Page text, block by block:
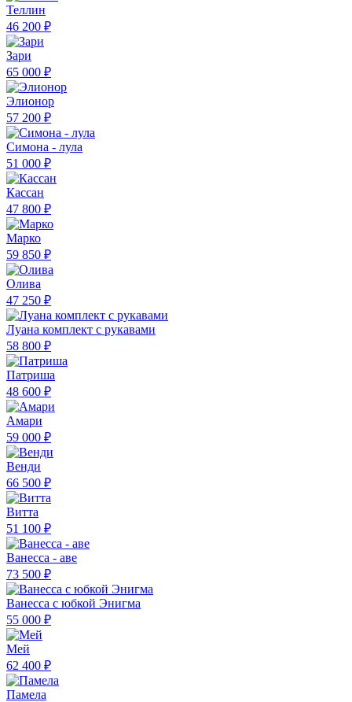
Теллин
46 200 ₽
Зари
65 000 ₽
Элионор
57 200 ₽
Симона - лула
51 000 ₽
Кассан
47 800 ₽
Марко
59 850 ₽
Олива
47 250 ₽
Луана комплект с рукавами
58 800 ₽
Патриша
48 600 ₽
Амари
59 000 ₽
Венди
66 500 ₽
Витта
51 100 ₽
Ванесса - аве
73 500 ₽
Ванесса с юбкой Энигма
55 000 ₽
Мей
62 400 ₽
Памела